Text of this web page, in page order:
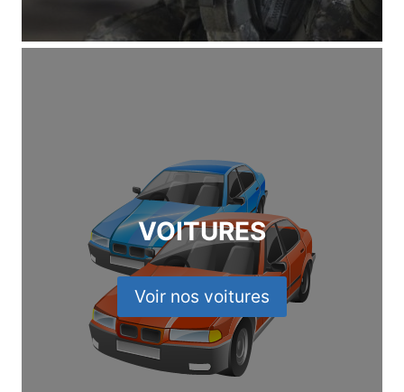
VOITURES
Voir nos voitures